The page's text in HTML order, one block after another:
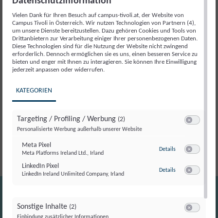
Beschreibung
Beschreibung
Ein besonderer Moment für die politikwissenschaftliche
Debatte in Österreich: Die50. Ausgabe des
bringt führende Stimmen aus Wissenschaft und Politik
zusammen.
Vielen Dank für Ihren Besuch auf campus-tivoli.at, der Website von
Campus Tivoli in Österreich. Wir nutzen Technologien von Partnern (4),
um unsere Dienste bereitzustellen. Dazu gehören Cookies und Tools von
Drittanbietern zur Verarbeitung einiger Ihrer personenbezogenen Daten.
Diese Technologien sind für die Nutzung der Website nicht zwingend
erforderlich. Dennoch ermöglichen sie es uns, einen besseren Service zu
bieten und enger mit Ihnen zu interagieren. Sie können Ihre Einwilligung
jederzeit anpassen oder widerrufen.
KATEGORIEN
Targeting / Profiling / Werbung (2)
Personalisierte Werbung außerhalb unserer Website
Meta Pixel
Meta Platforms Ireland Ltd., Irland
Details zu Meta Pixel
LinkedIn Pixel
LinkedIn Ireland Unlimited Company, Irland
Details zu LinkedIn Pixel
Switch
Sonstige Inhalte (2)